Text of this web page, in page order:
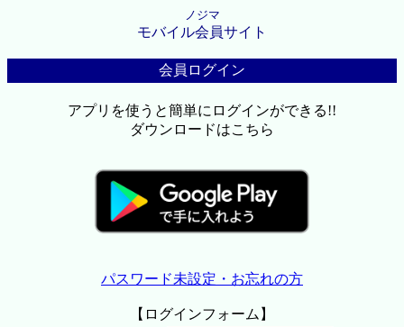
ノジマ
モバイル会員サイト
会員ログイン
アプリを使うと簡単にログインができる!!
ダウンロードはこちら
パスワード未設定・お忘れの方
【ログインフォーム】